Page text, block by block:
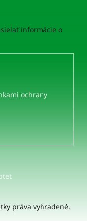
informácie o
ochrany
práva vyhradené.